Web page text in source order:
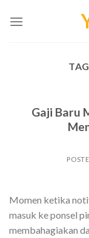
Gaji Baru
Momen ketika
masuk ke ponsel
membahagiakan